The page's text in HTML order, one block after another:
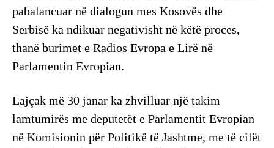
pabalancuar në dialogun mes Kosovës dhe
Serbisë ka ndikuar negativisht në këtë proces,
thanë burimet e Radios Evropa e Lirë në
Parlamentin Evropian.
Lajçak më 30 janar ka zhvilluar një takim
lamtumirës me deputetët e Parlamentit Evropian
në Komisionin për Politikë të Jashtme, me të cilët